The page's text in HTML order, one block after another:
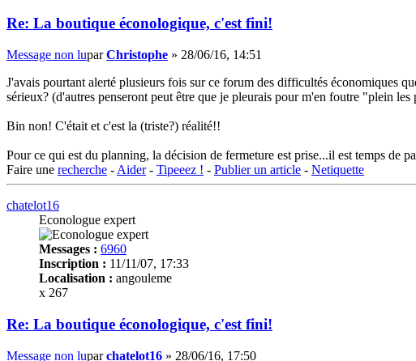
Re: La boutique éconologique, c'est fini!
Message non luparChristophe » 28/06/16, 14:51
J'avais pourtant alerté plusieurs fois sur ce forum des difficultés économiques
sérieux? (d'autres penseront peut être que je pleurais pour m'en foutre "plein les
Bin non! C'était et c'est la (triste?) réalité!!
Pour ce qui est du planning, la décision de fermeture est prise...il est temps de
Faire une recherche - Aider- Tipeeez ! - Publier un article - Netiquette
chatelot16
Econologue expert
Messages : 6960
Inscription : 11/11/07, 17:33
Localisation : angouleme
x 267
Re: La boutique éconologique, c'est fini!
Message non luparchatelot16 » 28/06/16, 17:50